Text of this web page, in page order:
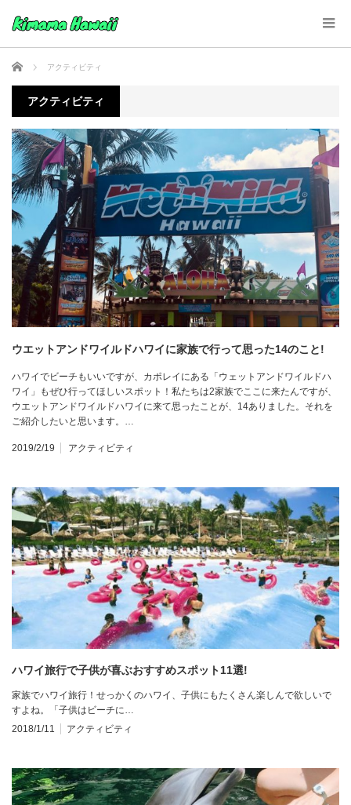
ホーム アクティビティ
アクティビティ
ウエットアンドワイルドハワイに家族で行って思った14のこと!
ハワイでビーチもいいですが、カポレイにある「ウェットアンドワイルドハ
ワイ」もぜひ行ってほしいスポット！私たちは2家族でここに来たんですが、
ウエットアンドワイルドハワイに来て思ったことが、14ありました。それを
ご紹介したいと思います。…
2019/2/19 アクティビティ
ハワイ旅行で子供が喜ぶおすすめスポット11選!
家族でハワイ旅行！せっかくのハワイ、子供にもたくさん楽しんで欲しいで
すよね。「子供はビーチに…
2018/1/11
アクティビティ